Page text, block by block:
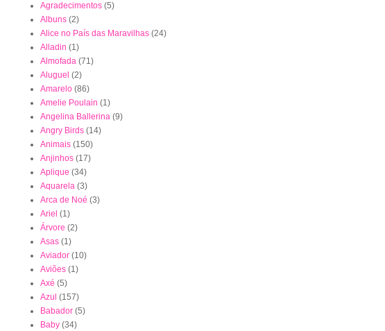
Agradecimentos (5)
Albuns (2)
Alice no País das Maravilhas (24)
Alladin (1)
Almofada (71)
Aluguel (2)
Amarelo (86)
Amelie Poulain (1)
Angelina Ballerina (9)
Angry Birds (14)
Animais (150)
Anjinhos (17)
Aplique (34)
Aquarela (3)
Arca de Noé (3)
Ariel (1)
Árvore (2)
Asas (1)
Aviador (10)
Aviões (1)
Axé (5)
Azul (157)
Babador (5)
Baby (34)